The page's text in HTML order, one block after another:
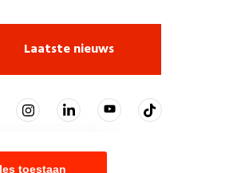
toestaan
Laatste nieuws